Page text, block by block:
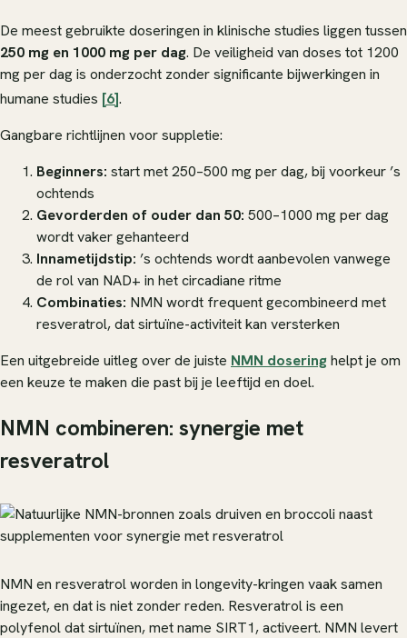
De meest gebruikte doseringen in klinische studies liggen tussen
250 mg en 1000 mg per dag. De veiligheid van doses tot 1200
mg per dag is onderzocht zonder significante bijwerkingen in
humane studies [6].
Gangbare richtlijnen voor suppletie:
Beginners: start met 250–500 mg per dag, bij voorkeur ’s
ochtends
Gevorderden of ouder dan 50: 500–1000 mg per dag
wordt vaker gehanteerd
Innametijdstip: ’s ochtends wordt aanbevolen vanwege
de rol van NAD+ in het circadiane ritme
Combinaties: NMN wordt frequent gecombineerd met
resveratrol, dat sirtuïne-activiteit kan versterken
Een uitgebreide uitleg over de juiste NMN doseringhelpt je om
een keuze te maken die past bij je leeftijd en doel.
NMN combineren: synergie met
resveratrol
NMN en resveratrol worden in longevity-kringen vaak samen
ingezet, en dat is niet zonder reden. Resveratrol is een
polyfenol dat sirtuïnen, met name SIRT1, activeert. NMN levert